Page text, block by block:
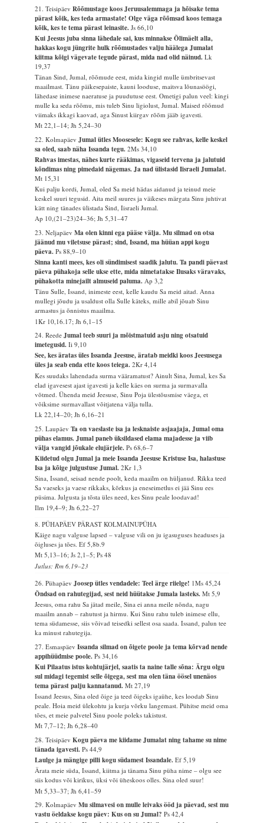
21. TeisipäevRõõmustage koos Jeruusalemmaga ja hõisake tema
pärast kõik, kes teda armastate! Olge väga rõõmsad koos temaga
kõik, kes te tema pärast leinasite.Js 66,10
Kui Jeesus juba sinna lähedale sai, kus minnakse Õlimäelt alla,
hakkas kogu jüngrite hulk rõõmustades valju häälega Jumalat
kiitma kõigi vägevate tegude pärast, mida nad olid näinud.Lk
19,37
Tänan Sind, Jumal, rõõmude eest, mida kingid mulle ümbritsevast
maailmast. Tänu päikesepaiste, kauni looduse, maitsva lõunasöögi,
lähedase inimese naeratuse ja puudutuse eest. Ometigi palun veel: kingi
mulle ka seda rõõmu, mis tuleb Sinu ligiolust, Jumal. Maised rõõmud
viimaks ikkagi kaovad, aga Sinust kiirgav rõõm jääb igavesti.
Mt 22,1–14; Jh 5,24–30
22. KolmapäevJumal ütles Moosesele: Kogu see rahvas, kelle keskel
sa oled, saab näha Issanda tegu.2Ms 34,10
Rahvas imestas, nähes kurte rääkimas, vigaseid tervena ja jalutuid
kõndimas ning pimedaid nägemas. Ja nad ülistasid Iisraeli Jumalat.
Mt 15,31
Kui palju kordi, Jumal, oled Sa meid hädas aidanud ja teinud meie
keskel suuri tegusid. Aita meil suures ja väikeses märgata Sinu juhtivat
kätt ning tänades ülistada Sind, Iisraeli Jumal.
Ap 10,(21–23)24–36; Jh 5,31–47
23. NeljapäevMa olen kinni ega pääse välja. Mu silmad on otsa
jäänud mu viletsuse pärast; sind, Issand, ma hüüan appi kogu
päeva.Ps 88,9–10
Sinna kanti mees, kes oli sündimisest saadik jalutu. Ta pandi päevast
päeva pühakoja selle ukse ette, mida nimetatakse Ilusaks väravaks,
pühakotta minejailt almuseid paluma.Ap 3,2
Tänu Sulle, Issand, inimeste eest, kelle kaudu Sa meid aitad. Anna
mullegi jõudu ja usaldust olla Sulle käteks, mille abil jõuab Sinu
armastus ja õnnistus maailma.
1Kr 10,16.17; Jh 6,1–15
24. ReedeJumal teeb suuri ja mõistmatuid asju ning otsatuid
imetegusid.Ii 9,10
See, kes äratas üles Issanda Jeesuse, äratab meidki koos Jeesusega
üles ja seab enda ette koos teiega.2Kr 4,14
Kes suudaks lahendada surma vääramatust? Ainult Sina, Jumal, kes Sa
elad igavesest ajast igavesti ja kelle käes on surma ja surmavalla
võtmed. Ühenda meid Jeesuse, Sinu Poja ülestõusmise väega, et
võiksime surmavallast võitjatena välja tulla.
Lk 22,14–20; Jh 6,16–21
25. LaupäevTa on vaeslaste isa ja lesknaiste asjaajaja, Jumal oma
pühas elamus. Jumal paneb üksildased elama majadesse ja viib
välja vangid jõukale elujärjele.Ps 68,6–7
Kiidetud olgu Jumal ja meie Issanda Jeesuse Kristuse Isa, halastuse
Isa ja kõige julgustuse Jumal.2Kr 1,3
Sina, Issand, seisad nende poolt, keda maailm on hüljanud. Rikka teed
Sa vaeseks ja vaese rikkaks, kõrkus ja eneseimetlus ei jää Sinu ees
püsima. Julgusta ja tõsta üles need, kes Sinu peale loodavad!
Ilm 19,4–9; Jh 6,22–27
8. PÜHAPÄEV PÄRAST KOLMAINUPÜHA
Käige nagu valguse lapsed – valguse vili on ju igasuguses headuses ja
õigluses ja tões.Ef 5,8b.9
Mt 5,13–16; Js 2,1–5; Ps 48
Jutlus: Rm 6,19–23
26. PühapäevJoosep ütles vendadele: Teel ärge riielge! 1Ms 45,24
Õndsad on rahutegijad, sest neid hüütakse Jumala lasteks.Mt 5,9
Jeesus, oma rahu Sa jätad meile, Sina ei anna meile nõnda, nagu
maailm annab – rahutust ja hirmu. Kui Sinu rahu tuleb inimese ellu,
tema südamesse, siis võivad teisedki sellest osa saada. Issand, palun tee
ka minust rahutegija.
27. EsmaspäevIssanda silmad on õigete poole ja tema kõrvad nende
appihüüdmise poole.Ps 34,16
Kui Pilaatus istus kohtujärjel, saatis ta naine talle sõna: Ärgu olgu
sul midagi tegemist selle õigega, sest ma olen täna öösel unenäos
tema pärast palju kannatanud.Mt 27,19
Issand Jeesus, Sina oled õige ja teed õigeks igaühe, kes loodab Sinu
peale. Hoia meid ülekohtu ja kurja võrku langemast. Pühitse meid oma
tões, et meie palvetel Sinu poole poleks takistust.
Mt 7,7–12; Jh 6,28–40
28. TeisipäevKogu päeva me kiidame Jumalat ning tahame su nime
tänada igavesti.Ps 44,9
Laulge ja mängige pilli kogu südamest Issandale.Ef 5,19
Ärata meie süda, Issand, kiitma ja tänama Sinu püha nime – olgu see
siis kodus või kirikus, üksi või üheskoos olles. Sina oled suur!
Mt 5,33–37; Jh 6,41–59
29. KolmapäevMu silmavesi on mulle leivaks ööd ja päevad, sest mu
vastu öeldakse kogu päev: Kus on su Jumal?Ps 42,4